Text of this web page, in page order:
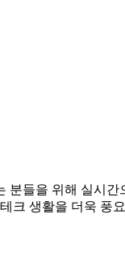
들을 위해 실시
크 생활을 더욱 풍